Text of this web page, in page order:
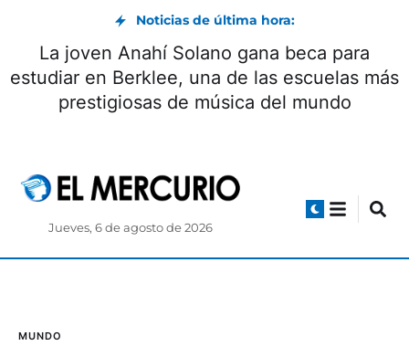
Noticias de última hora:
Gobierno de Colombia alerta sobre posibles
«actos de terrorismo» durante investidura
presidencial
Jueves, 6 de agosto de 2026
MUNDO